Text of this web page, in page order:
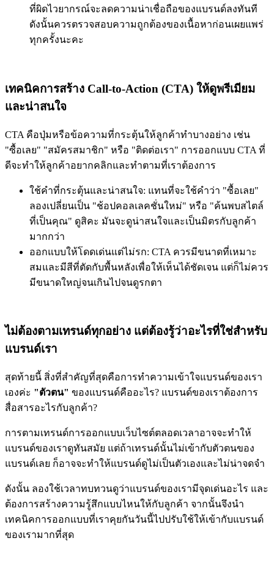
ที่ผิดไวยากรณ์จะลดความน่าเชื่อถือของแบรนด์ลงทันที
ดังนั้นควรตรวจสอบความถูกต้องของเนื้อหาก่อนเผยแพร่
ทุกครั้งนะคะ
เทคนิคการสร้าง Call-to-Action (CTA) ให้ดูพรีเมียม
และน่าสนใจ
CTA คือปุ่มหรือข้อความที่กระตุ้นให้ลูกค้าทำบางอย่าง เช่น
"ซื้อเลย" "สมัครสมาชิก" หรือ "ติดต่อเรา" การออกแบบ CTA ที่
ดีจะทำให้ลูกค้าอยากคลิกและทำตามที่เราต้องการ
ใช้คำที่กระตุ้นและน่าสนใจ: แทนที่จะใช้คำว่า "ซื้อเลย"
ลองเปลี่ยนเป็น "ช้อปคอลเลคชั่นใหม่" หรือ "ค้นพบสไตล์
ที่เป็นคุณ" ดูสิคะ มันจะดูน่าสนใจและเป็นมิตรกับลูกค้า
มากกว่า
ออกแบบให้โดดเด่นแต่ไม่รก: CTA ควรมีขนาดที่เหมาะ
สมและมีสีที่ตัดกับพื้นหลังเพื่อให้เห็นได้ชัดเจน แต่ก็ไม่ควร
มีขนาดใหญ่จนเกินไปจนดูรกตา
ไม่ต้องตามเทรนด์ทุกอย่าง แต่ต้องรู้ว่าอะไรที่ใช่สำหรับ
แบรนด์เรา
สุดท้ายนี้ สิ่งที่สำคัญที่สุดคือการทำความเข้าใจแบรนด์ของเรา
เองค่ะ "ตัวตน" ของแบรนด์คืออะไร? แบรนด์ของเราต้องการ
สื่อสารอะไรกับลูกค้า?
การตามเทรนด์การออกแบบเว็บไซต์ตลอดเวลาอาจจะทำให้
แบรนด์ของเราดูทันสมัย แต่ถ้าเทรนด์นั้นไม่เข้ากับตัวตนของ
แบรนด์เลย ก็อาจจะทำให้แบรนด์ดูไม่เป็นตัวเองและไม่น่าจดจำ
ดังนั้น ลองใช้เวลาทบทวนดูว่าแบรนด์ของเรามีจุดเด่นอะไร และ
ต้องการสร้างความรู้สึกแบบไหนให้กับลูกค้า จากนั้นจึงนำ
เทคนิคการออกแบบที่เราคุยกันวันนี้ไปปรับใช้ให้เข้ากับแบรนด์
ของเรามากที่สุด